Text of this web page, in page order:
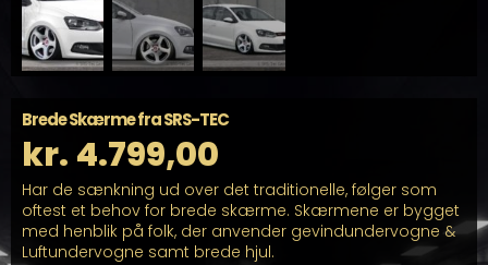
Brede Skærme fra SRS-TEC
kr. 4.799,00
Har de sænkning ud over det traditionelle, følger som
oftest et behov for brede skærme. Skærmene er bygget
med henblik på folk, der anvender gevindundervogne &
Luftundervogne samt brede hjul.